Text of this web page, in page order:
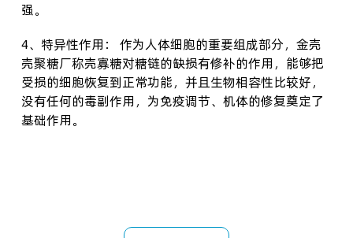
强。
4、特异性作用： 作为人体细胞的重要组成部分，金壳
壳聚糖厂称壳寡糖对糖链的缺损有修补的作用，能够把
受损的细胞恢复到正常功能，并且生物相容性比较好，
没有任何的毒副作用，为免疫调节、机体的修复奠定了
基础作用。